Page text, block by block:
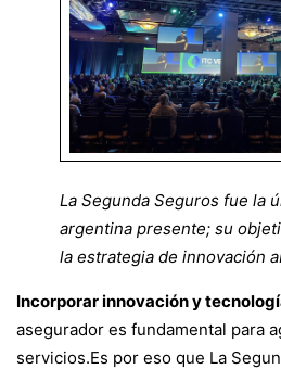
del
evento
global
de
La Segunda Seguros fue la
argentina presente; su
la estrategia de innovación
Incorporar innovación y
asegurador es fundamental para
servicios.Es por eso que La